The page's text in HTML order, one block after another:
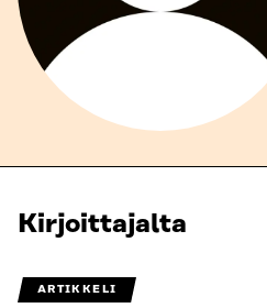
Kirjoittajalta
ARTIKKELI